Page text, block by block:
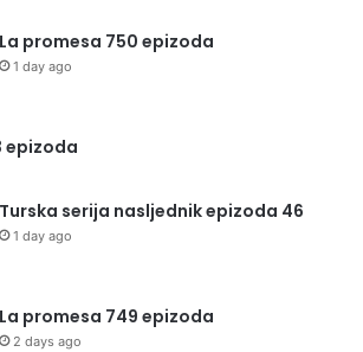
La promesa 750 epizoda
1 day ago
epizoda
Turska serija nasljednik epizoda 46
1 day ago
La promesa 749 epizoda
2 days ago